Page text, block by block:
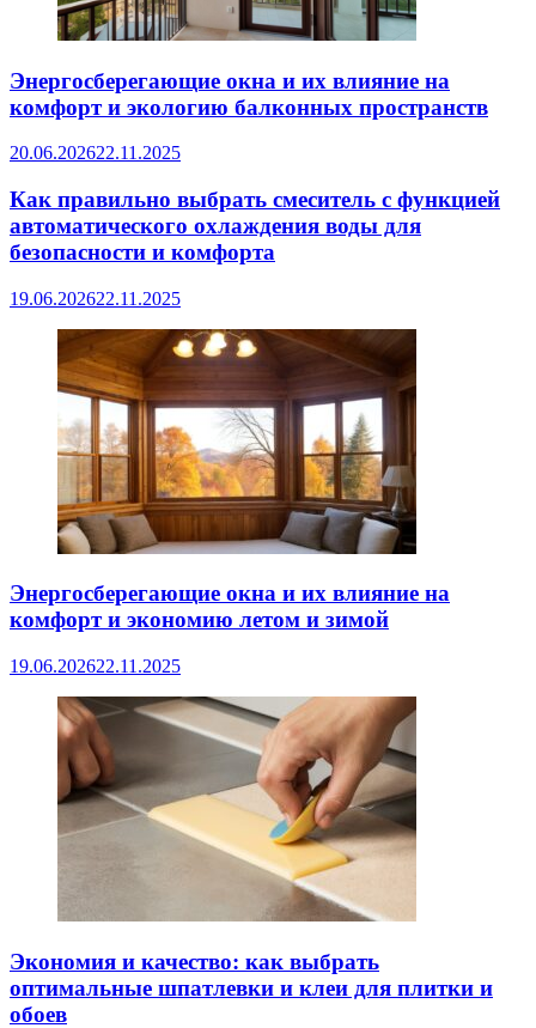
Энергосберегающие окна и их влияние на
комфорт и экологию балконных пространств
20.06.202622.11.2025
Как правильно выбрать смеситель с функцией
автоматического охлаждения воды для
безопасности и комфорта
19.06.202622.11.2025
Энергосберегающие окна и их влияние на
комфорт и экономию летом и зимой
19.06.202622.11.2025
Экономия и качество: как выбрать
оптимальные шпатлевки и клеи для плитки и
обоев